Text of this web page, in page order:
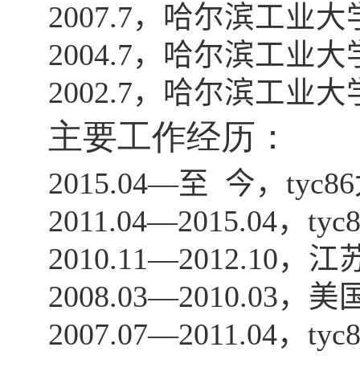
2007.7，哈尔滨工业
2004.7，哈尔滨工业
2002.7，哈尔滨工业
主要工作经历：
2015.04—至 今，
2011.04—2015.04，
2010.11—2012.10，江
2008.03—2010.03，美
2007.07—2011.04，